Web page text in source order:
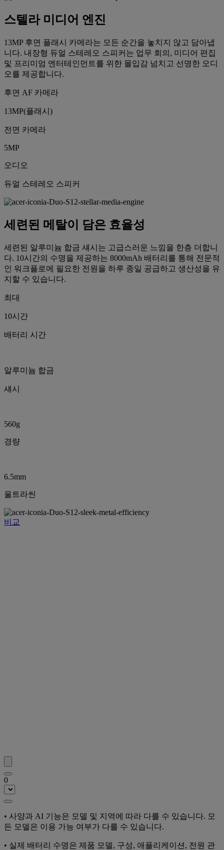
스텔라 미디어 엔진
13MP 후면 플래시 카메라는 모든 순간을 놓치지 않고 담아냅
니다. 내장형 듀얼 스테레오 스피커는 업무 회의, 미디어 편집
및 프리미엄 엔터테인먼트를 위한 몰입감 넘치고 선명한 오디
오를 제공합니다.
후면 AF 카메라
13MP(플래시)
전면 카메라
5MP
오디오
듀얼 스테레오 스피커
세련된 메탈이 담은 효율성
세련된 알루미늄 합금 섀시는 고급스러운 느낌을 한층 더합니
다. 10시간의 수명을 제공하는 8000mAh 배터리를 통해 전문적
인 워크플로에 필요한 전원을 하루 종일 공급하고 생산성을 유
지할 수 있습니다.
최대
10시간
배터리 시간
알루미늄 합금
섀시
560g
경량
6.5mm
울트라씬
비교
0
• 사양과 AI 기능은 모델 및 지역에 따라 다를 수 있습니다. 모
든 모델은 이용 가능 여부가 다를 수 있습니다.
• 실제 배터리 수명은 제품 모델, 구성, 애플리케이션, 전원 관